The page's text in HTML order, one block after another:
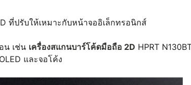
ที่ปรับให้เหมาะกับหน้าจออิเล็กทรอนิกส์
น เช่น เครื่องสแกนบาร์โค้ดมือถือ 2D HPRT
และจอโค้ง